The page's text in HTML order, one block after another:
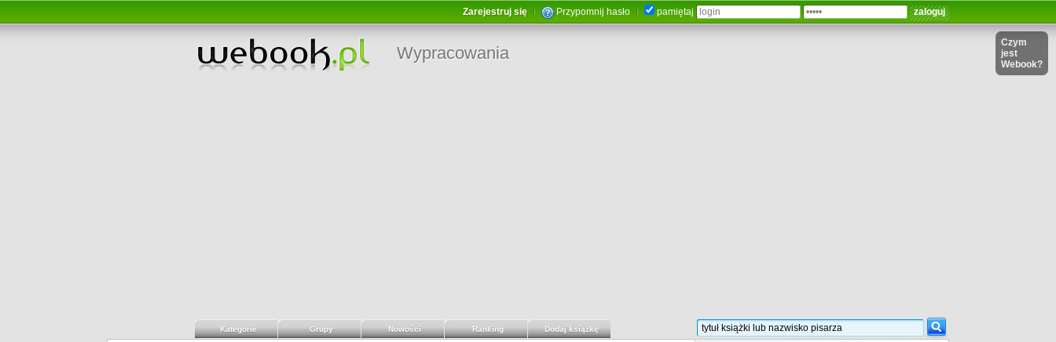
Zarejestruj się Przypomnij hasło pamiętaj
Wypracowania
Czym
jest
Webook?
Kategorie Grupy Nowości Ranking Dodaj książkę